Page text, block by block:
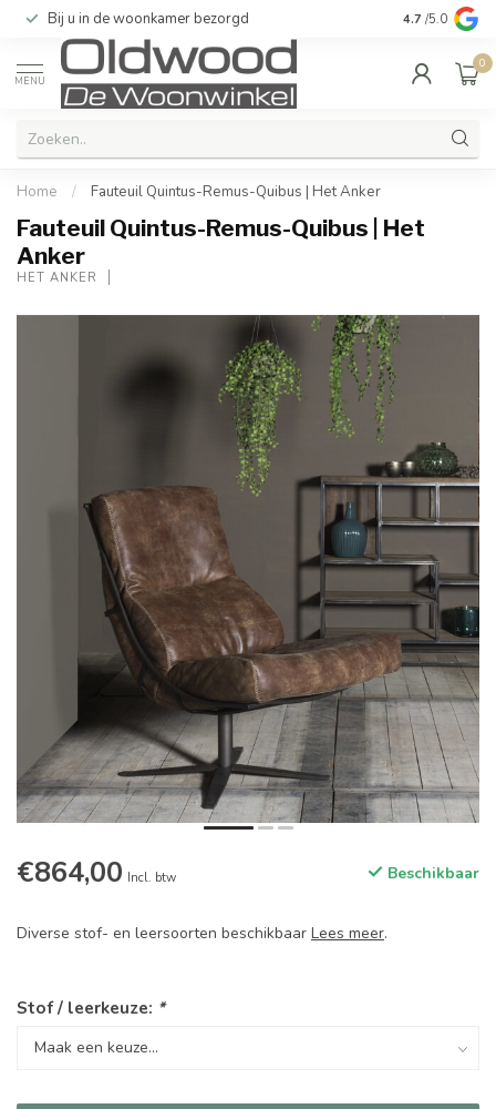
Bij u in de woonkamer bezorgd Kwaliteit &
4.7 /5.0
MENU
0
Home / Fauteuil Quintus-Remus-Quibus | Het Anker
Fauteuil Quintus-Remus-Quibus | Het
Anker
HET ANKER
€864,00 Incl. btw Beschikbaar
Diverse stof- en leersoorten beschikbaar Lees meer.
Stof / leerkeuze: *